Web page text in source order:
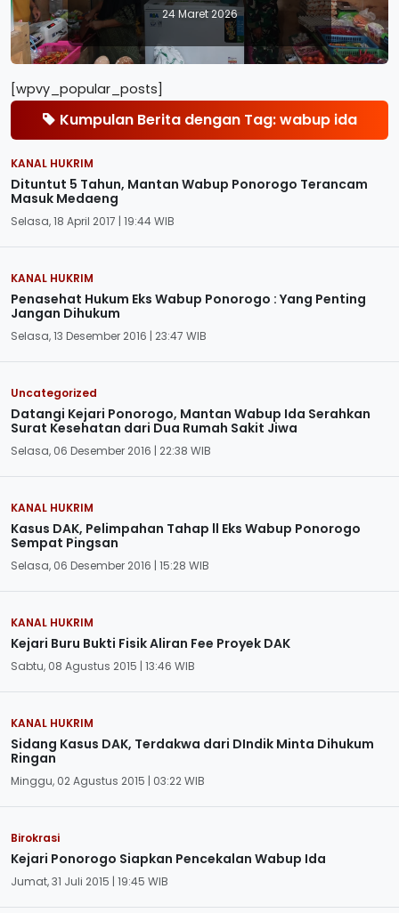
24 Maret 2026
[wpvy_popular_posts]
Kumpulan Berita dengan Tag: wabup ida
KANAL HUKRIM
Dituntut 5 Tahun, Mantan Wabup Ponorogo Terancam
Masuk Medaeng
Selasa, 18 April 2017 | 19:44 WIB
KANAL HUKRIM
Penasehat Hukum Eks Wabup Ponorogo : Yang Penting
Jangan Dihukum
Selasa, 13 Desember 2016 | 23:47 WIB
Uncategorized
Datangi Kejari Ponorogo, Mantan Wabup Ida Serahkan
Surat Kesehatan dari Dua Rumah Sakit Jiwa
Selasa, 06 Desember 2016 | 22:38 WIB
KANAL HUKRIM
Kasus DAK, Pelimpahan Tahap ll Eks Wabup Ponorogo
Sempat Pingsan
Selasa, 06 Desember 2016 | 15:28 WIB
KANAL HUKRIM
Kejari Buru Bukti Fisik Aliran Fee Proyek DAK
Sabtu, 08 Agustus 2015 | 13:46 WIB
KANAL HUKRIM
Sidang Kasus DAK, Terdakwa dari DIndik Minta Dihukum
Ringan
Minggu, 02 Agustus 2015 | 03:22 WIB
Birokrasi
Kejari Ponorogo Siapkan Pencekalan Wabup Ida
Jumat, 31 Juli 2015 | 19:45 WIB